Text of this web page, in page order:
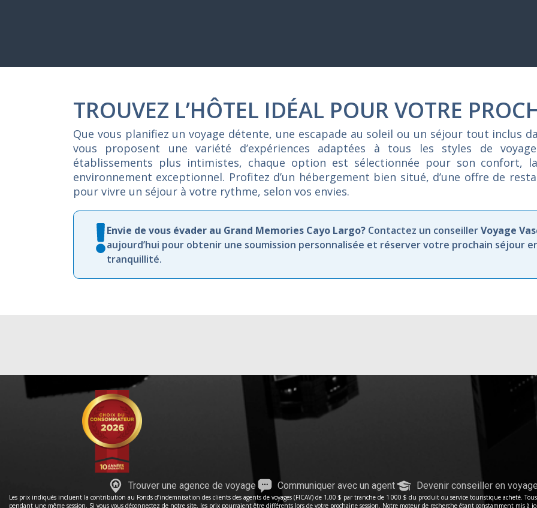
TROUVEZ L’HÔTEL IDÉAL POUR VOTRE
Que vous planifiez unvoyage détente, une escapade au soleil ou un séjour tout inclus
vous proposent unevariété d’expériences adaptées à tous les styles de
établissements plus intimistes, chaque option est sélectionnée pour son confort,
environnement exceptionnel. Profitez d’un hébergement bien situé, d’une offre de
pour vivre un séjour à votre rythme, selon vos envies.
Envie de vous évader au Grand Memories Cayo Largo?Contactez un conseillerVoyage
aujourd’hui pour obtenir une soumission personnalisée et réserver votre prochain séjour
tranquillité.
Trouver une agence de voyage Communiquer avec un agent Devenir conseiller en
Les prix indiqués incluent la contribution au Fonds d’indemnisation des clients des agents de voyages (FICAV) de 1,00 $ par tranche de 1 000 $ du produit ou service touristique acheté.
pendant une même session. Si vous vous déconnectez de notre site, les prix pourraient être différents lors de votre prochaine session. Notre moteur de recherche étant constamment mis